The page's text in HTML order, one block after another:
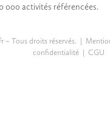
000 activités référencées.
– Tous droits réservés. |
confidentialité | CGU